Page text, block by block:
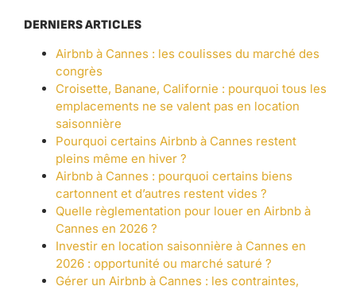
DERNIERS ARTICLES
Airbnb à Cannes : les coulisses du marché des
congrès
Croisette, Banane, Californie : pourquoi tous les
emplacements ne se valent pas en location
saisonnière
Pourquoi certains Airbnb à Cannes restent
pleins même en hiver ?
Airbnb à Cannes : pourquoi certains biens
cartonnent et d’autres restent vides ?
Quelle règlementation pour louer en Airbnb à
Cannes en 2026 ?
Investir en location saisonnière à Cannes en
2026 : opportunité ou marché saturé ?
Gérer un Airbnb à Cannes : les contraintes,